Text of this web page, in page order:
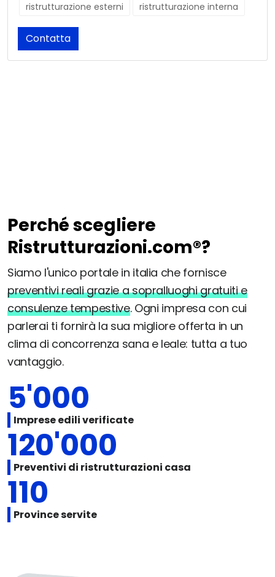
ristrutturazione esterni
ristrutturazione interna
Contatta
Perché scegliere
Ristrutturazioni.com®?
Siamo l'unico portale in italia che fornisce
preventivi reali grazie a sopralluoghi gratuiti e
consulenze tempestive. Ogni impresa con cui
parlerai ti fornirà la sua migliore offerta in un
clima di concorrenza sana e leale: tutta a tuo
vantaggio.
5'000
Imprese edili verificate
120'000
Preventivi di ristrutturazioni casa
110
Province servite